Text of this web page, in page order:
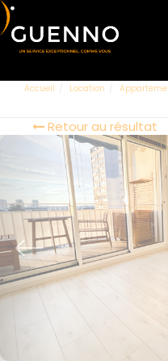
Accueil Location
Retour au résultat